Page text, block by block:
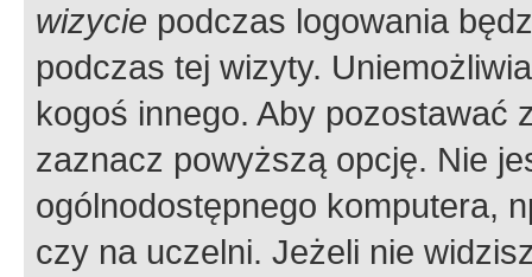
wizycie podczas logowania
podczas tej wizyty.
kogoś innego. Aby pozostawać
zaznacz powyższą opcję. Nie
ogólnodostępnego komputera,
czy na uczelni. Jeżeli nie